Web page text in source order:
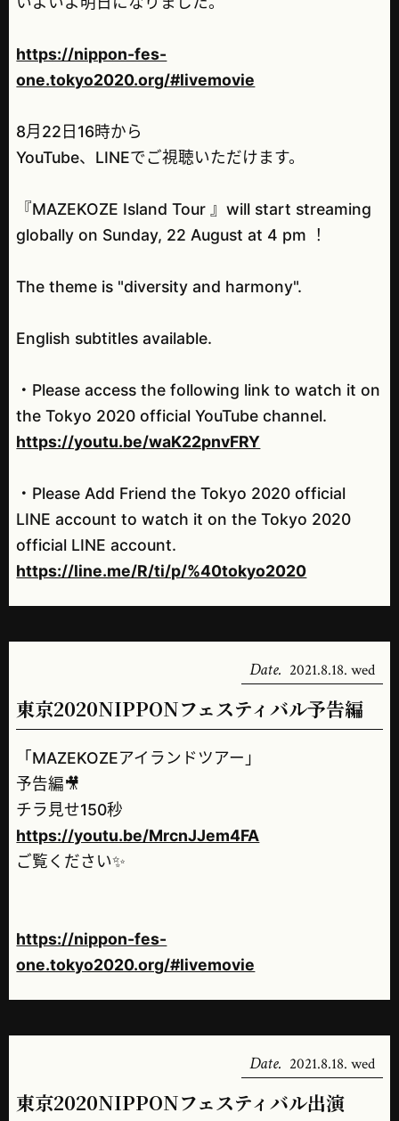
https://nippon-fes-
one.tokyo2020.org/#livemovie
8月22日16時から
YouTube、LINEでご視聴いただけます。
『MAZEKOZE Island Tour 』will start streaming
globally on Sunday, 22 August at 4 pm ！
The theme is "diversity and harmony".
English subtitles available.
・Please access the following link to watch it on
the Tokyo 2020 official YouTube channel.
https://youtu.be/waK22pnvFRY
・Please Add Friend the Tokyo 2020 official
LINE account to watch it on the Tokyo 2020
official LINE account.
https://line.me/R/ti/p/%40tokyo2020
Date. 2021.8.18. wed
東京2020NIPPONフェスティバル予告編
「MAZEKOZEアイランドツアー」
予告編🎥
チラ見せ150秒
https://youtu.be/MrcnJJem4FA
ご覧ください✨
https://nippon-fes-
one.tokyo2020.org/#livemovie
Date. 2021.8.18. wed
東京2020NIPPONフェスティバル出演